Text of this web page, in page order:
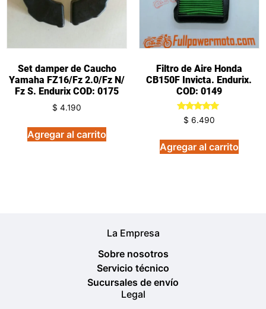
Set damper de Caucho
Yamaha FZ16/Fz 2.0/Fz N/
Fz S. Endurix COD: 0175
$ 4.190
Agregar al carrito
Filtro de Aire Honda
CB150F Invicta. Endurix.
COD: 0149
Valorado
en
de 5
$ 6.490
Agregar al carrito
La Empresa
Sobre nosotros
Servicio técnico
Sucursales de envío
Legal